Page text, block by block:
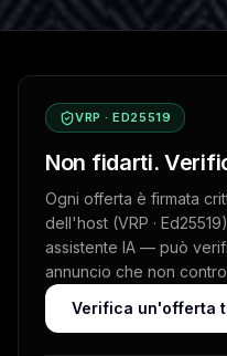
VRP · ED25519
Non fidarti.
Ogni offerta è firmata
dell'host (VRP ·
assistente IA — può
annuncio che non
Verifica un'offerta